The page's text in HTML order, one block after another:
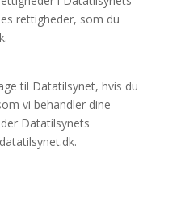
rettigheder, som du
til Datatilsynet, hvis du
vi behandler dine
Datatilsynets